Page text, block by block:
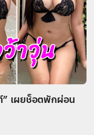
” เผยช็อตพักผ่อน